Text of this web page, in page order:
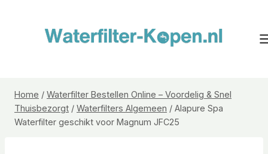
Home / Waterfilter Bestellen Online – Voordelig & Snel
Thuisbezorgt / Waterfilters Algemeen / Alapure Spa
Waterfilter geschikt voor Magnum JFC25